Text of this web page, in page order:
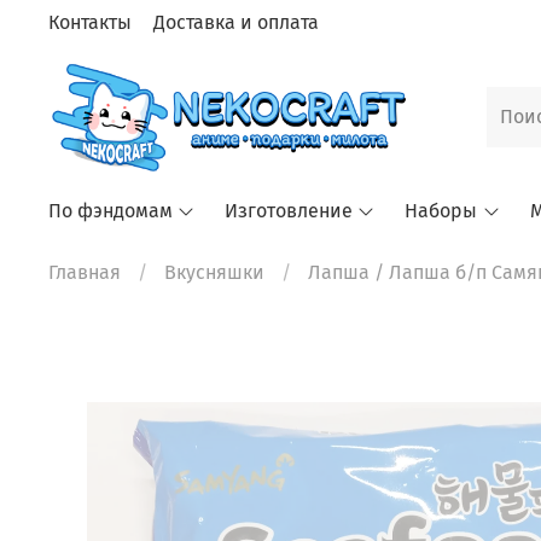
Контакты Доставка и оплата
По фэндомам Изготовление Наборы
Главная Вкусняшки Лапша / Лапша б/п